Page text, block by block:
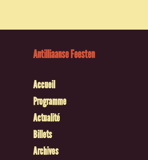
Antilliaanse Feesten
Accueil
Programme
Actualité
Billets
Archives